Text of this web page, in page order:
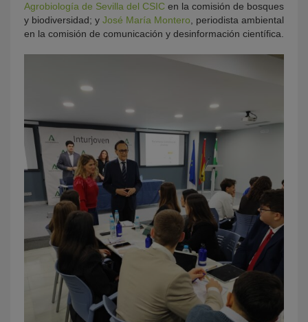
Agrobiología de Sevilla del CSIC en la comisión de bosques
y biodiversidad; y José María Montero , periodista ambiental
en la comisión de comunicación y desinformación científica.